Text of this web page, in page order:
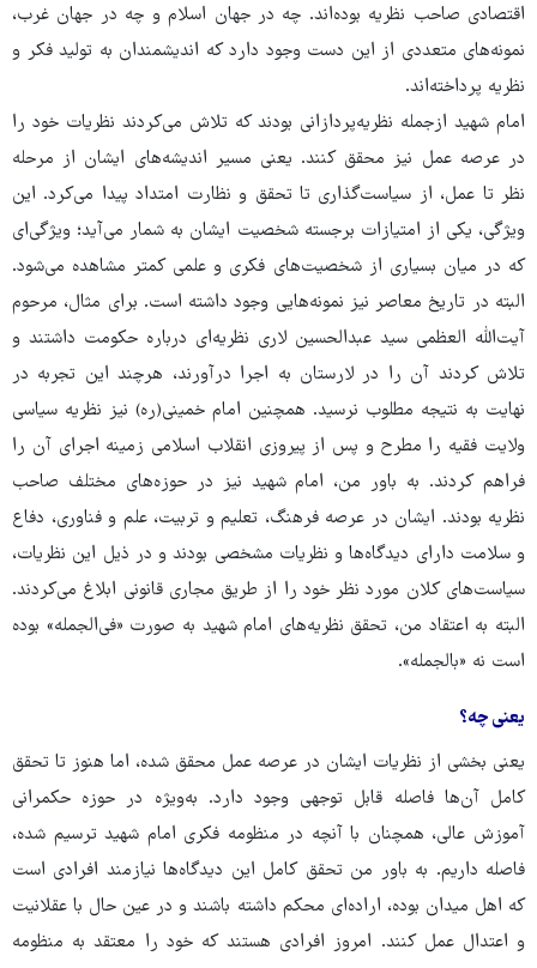
اقتصادی صاحب نظریه بوده‌اند. چه در جهان اسلام و چه در جهان غرب،
نمونه‌های متعددی از این دست وجود دارد که اندیشمندان به تولید فکر و
نظریه پرداخته‌اند.
امام شهید ازجمله نظریه‌پردازانی بودند که تلاش می‌کردند نظریات خود را
در عرصه عمل نیز محقق کنند. یعنی مسیر اندیشه‌های ایشان از مرحله
نظر تا عمل، از سیاست‌گذاری تا تحقق و نظارت امتداد پیدا می‌کرد. این
ویژگی، یکی از امتیازات برجسته شخصیت ایشان به شمار می‌آید؛ ویژگی‌ای
که در میان بسیاری از شخصیت‌های فکری و علمی کمتر مشاهده می‌شود.
البته در تاریخ معاصر نیز نمونه‌هایی وجود داشته است. برای مثال، مرحوم
آیت‌الله العظمی سید عبدالحسین لاری نظریه‌ای درباره حکومت داشتند و
تلاش کردند آن را در لارستان به اجرا درآورند، هرچند این تجربه در
نهایت به نتیجه مطلوب نرسید. همچنین امام خمینی(ره) نیز نظریه سیاسی
ولایت فقیه را مطرح و پس از پیروزی انقلاب اسلامی زمینه اجرای آن را
فراهم کردند. به باور من، امام شهید نیز در حوزه‌های مختلف صاحب
نظریه بودند. ایشان در عرصه فرهنگ، تعلیم و تربیت، علم و فناوری، دفاع
و سلامت دارای دیدگاه‌ها و نظریات مشخصی بودند و در ذیل این نظریات،
سیاست‌های کلان مورد نظر خود را از طریق مجاری قانونی ابلاغ می‌کردند.
البته به اعتقاد من، تحقق نظریه‌های امام شهید به صورت «فی‌الجمله» بوده
است نه «بالجمله».
یعنی چه؟
یعنی بخشی از نظریات ایشان در عرصه عمل محقق شده، اما هنوز تا تحقق
کامل آن‌ها فاصله قابل توجهی وجود دارد. به‌ویژه در حوزه حکمرانی
آموزش عالی، همچنان با آنچه در منظومه فکری امام شهید ترسیم شده،
فاصله داریم. به باور من تحقق کامل این دیدگاه‌ها نیازمند افرادی است
که اهل میدان بوده، اراده‌ای محکم داشته باشند و در عین حال با عقلانیت
و اعتدال عمل کنند. امروز افرادی هستند که خود را معتقد به منظومه